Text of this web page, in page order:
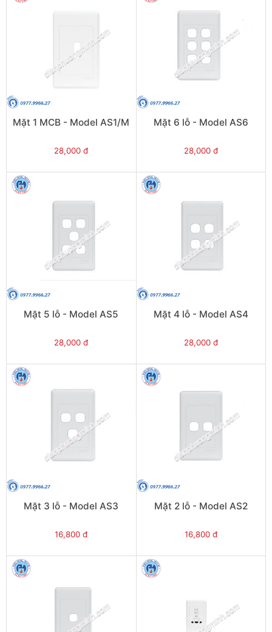
Mặt 1 MCB - Model AS1/M
28,000 đ
Mặt 6 lỗ - Model AS6
28,000 đ
Mặt 5 lỗ - Model AS5
28,000 đ
Mặt 4 lỗ - Model AS4
28,000 đ
Mặt 3 lỗ - Model AS3
16,800 đ
Mặt 2 lỗ - Model AS2
16,800 đ